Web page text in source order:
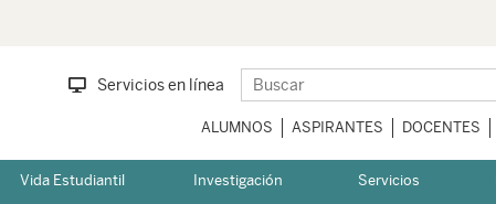
Servicios en línea
ALUMNOS ASPIRANTES DOCENTES
Vida Estudiantil Investigación Servicios